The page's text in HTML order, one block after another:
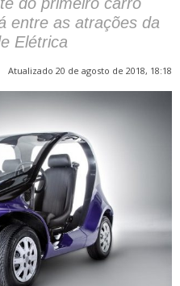
entre as atrações da
Elétrica
Atualizado 20 de agosto de 2018, 18:18